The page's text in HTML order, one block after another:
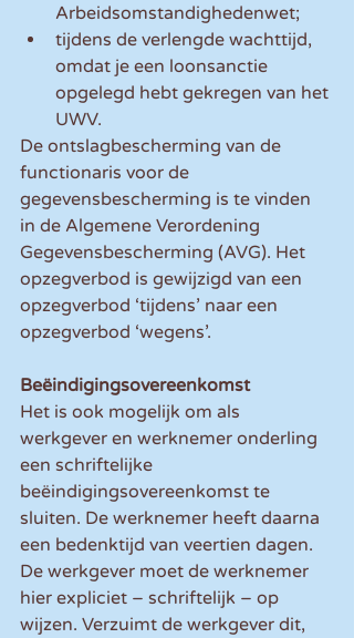
Arbeidsomstandighedenwet;
tijdens de verlengde wachttijd,
omdat je een loonsanctie
opgelegd hebt gekregen van het
UWV.
De ontslagbescherming van de
functionaris voor de
gegevensbescherming is te vinden
in de Algemene Verordening
Gegevensbescherming (AVG). Het
opzegverbod is gewijzigd van een
opzegverbod ‘tijdens’ naar een
opzegverbod ‘wegens’.
Beëindigingsovereenkomst
Het is ook mogelijk om als
werkgever en werknemer onderling
een schriftelijke
beëindigingsovereenkomst te
sluiten. De werknemer heeft daarna
een bedenktijd van veertien dagen.
De werkgever moet de werknemer
hier expliciet – schriftelijk – op
wijzen. Verzuimt de werkgever dit,